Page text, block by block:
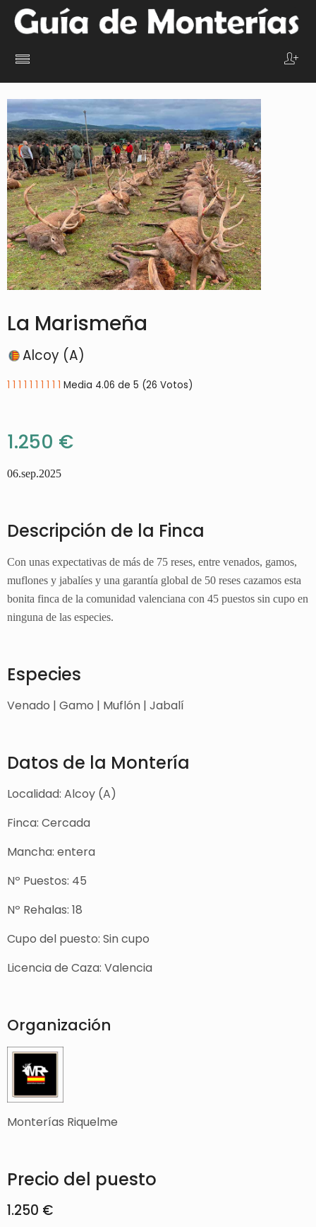
La Marismeña
Alcoy (A)
1 1 1 1 1 1 1 1 1 1 Media 4.06 de 5 (26 Votos)
1.250 €
06.sep.2025
Descripción de la Finca
Con unas expectativas de más de 75 reses, entre venados, gamos,
muflones y jabalíes y una garantía global de 50 reses cazamos esta
bonita finca de la comunidad valenciana con 45 puestos sin cupo en
ninguna de las especies.
Especies
Venado | Gamo | Muflón | Jabalí
Datos de la Montería
Localidad: Alcoy (A)
Finca: Cercada
Mancha: entera
Nº Puestos: 45
Nº Rehalas: 18
Cupo del puesto: Sin cupo
Licencia de Caza: Valencia
Organización
Monterías Riquelme
Precio del puesto
1.250 €